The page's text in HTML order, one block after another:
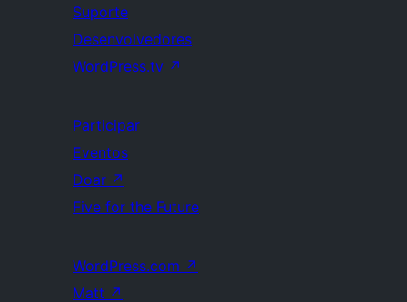
Suporte
Desenvolvedores
WordPress.tv ↗
Participar
Eventos
Doar ↗
Five for the Future
WordPress.com ↗
Matt ↗